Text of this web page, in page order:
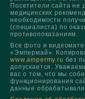
Посетители сайта не
медицинских
необходимости
(специалиста) по
противопоказаниям.
Все фото и
«Эмпермай».
www.ampermy.ru без
допускается.
вас о том, что мы
функционирования
данные